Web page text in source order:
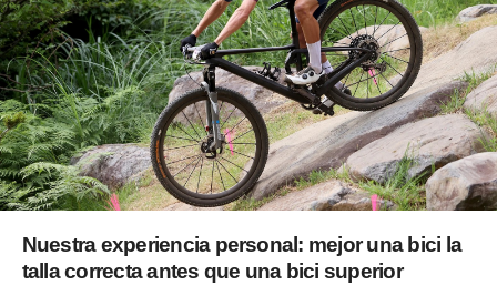
Nuestra experiencia personal: mejor una bici la
talla correcta antes que una bici superior